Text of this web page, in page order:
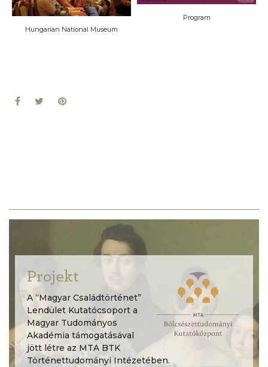
Hungarian National Museum
Program
Projekt
A “Magyar Családtörténet”
Lendület Kutatócsoport a
Magyar Tudományos
Akadémia támogatásával
jött létre az MTA BTK
Történettudományi Intézetében.